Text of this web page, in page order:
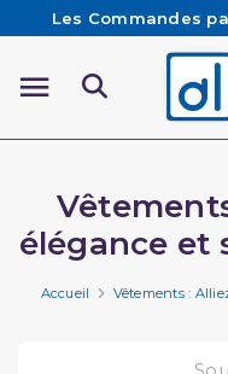
Les Commandes
sont préparées
Besoin
Livraison
élégance et
Accueil Vêtements :